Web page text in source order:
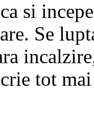
si
Se
tot